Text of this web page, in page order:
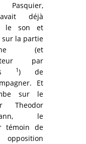
Pasquier,
déjà
le son et
sur la partie
(et
par
1) de
Et
sur le
Theodor
le
témoin de